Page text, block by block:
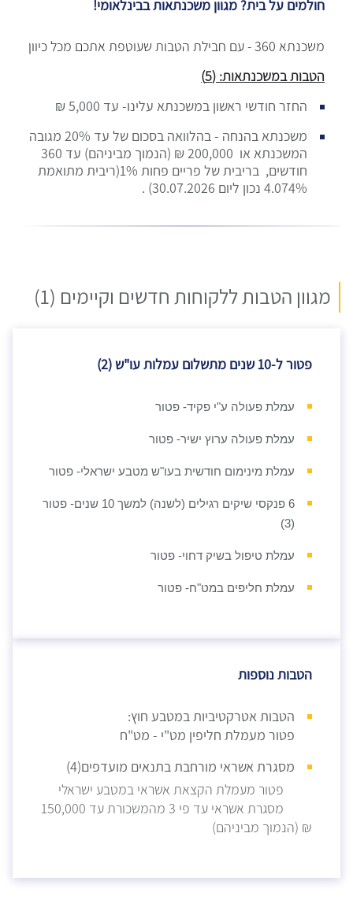
חולמים על בית? מגוון משכנתאות בבינלאומי!
משכנתא 360 - עם חבילת הטבות שעוטפת אתכם מכל כיוון
הטבות במשכנתאות: (5)
החזר חודשי ראשון במשכנתא עלינו- עד 5,000 ₪
משכנתא בהנחה - בהלוואה בסכום של עד 20% מגובה
המשכנתא או 200,000 ₪ (הנמוך מביניהם) עד 360
חודשים, בריבית של פריים פחות 1%(ריבית מתואמת
4.074% נכון ליום 30.07.2026) .
מגוון הטבות ללקוחות חדשים וקיימים (1)
פטור ל-10 שנים מתשלום עמלות עו"ש (2)
עמלת פעולה ע"י פקיד- פטור
עמלת פעולה ערוץ ישיר- פטור
עמלת מינימום חודשית בעו"ש מטבע ישראלי- פטור
6 פנקסי שיקים רגילים (לשנה) למשך 10 שנים- פטור
(3)
עמלת טיפול בשיק דחוי- פטור
עמלת חליפים במט"ח- פטור
הטבות נוספות
הטבות אטרקטיביות במטבע חוץ:
פטור מעמלת חליפין מט"י - מט"ח
מסגרת אשראי מורחבת בתנאים מועדפים(4)
פטור מעמלת הקצאת אשראי במטבע ישראלי
מסגרת אשראי עד פי 3 מהמשכורת עד 150,000
₪ (הנמוך מביניהם)